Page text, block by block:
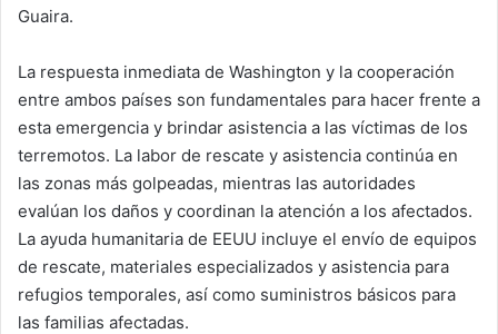
Guaira.
La respuesta inmediata de Washington y la cooperación
entre ambos países son fundamentales para hacer frente a
esta emergencia y brindar asistencia a las víctimas de los
terremotos. La labor de rescate y asistencia continúa en
las zonas más golpeadas, mientras las autoridades
evalúan los daños y coordinan la atención a los afectados.
La ayuda humanitaria de EEUU incluye el envío de equipos
de rescate, materiales especializados y asistencia para
refugios temporales, así como suministros básicos para
las familias afectadas.